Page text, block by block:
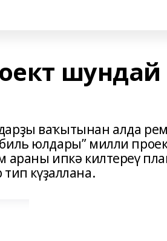
ваҡытынан алда
юлдары” милли
араны ипкә килтереү
күҙаллана.